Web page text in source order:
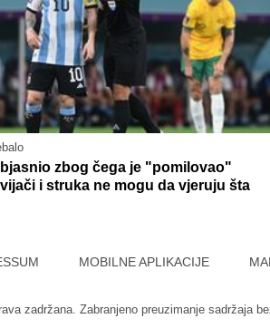
zbog čega je "pomilovao"
i struka ne mogu da vjeruju šta
MOBILNE APLIKACIJE
zadržana. Zabranjeno preuzimanje sadržaja